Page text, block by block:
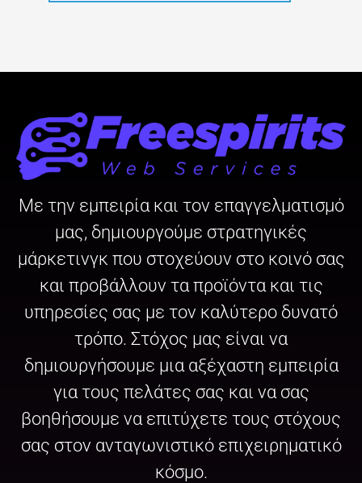
Με την εμπειρία και τον επαγγελματισμό
μας, δημιουργούμε στρατηγικές
μάρκετινγκ που στοχεύουν στο κοινό σας
και προβάλλουν τα προϊόντα και τις
υπηρεσίες σας με τον καλύτερο δυνατό
τρόπο. Στόχος μας είναι να
δημιουργήσουμε μια αξέχαστη εμπειρία
για τους πελάτες σας και να σας
βοηθήσουμε να επιτύχετε τους στόχους
σας στον ανταγωνιστικό επιχειρηματικό
κόσμο.